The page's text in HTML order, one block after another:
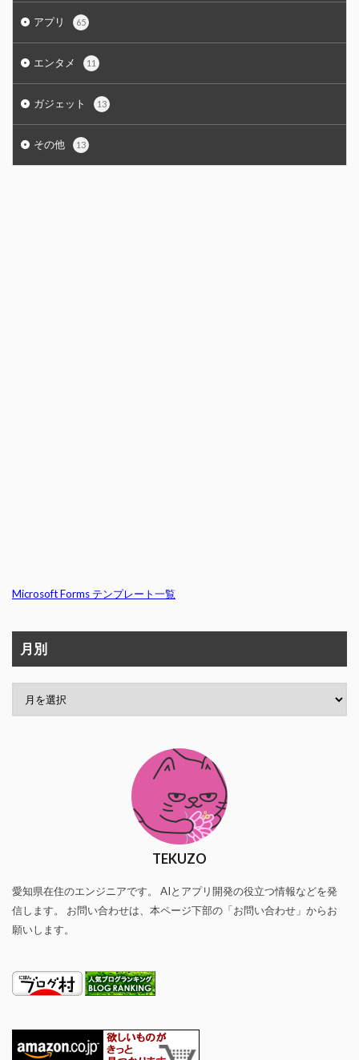
アプリ 65
エンタメ 11
ガジェット 13
その他 13
Microsoft Forms テンプレート一覧
月別
TEKUZO
愛知県在住のエンジニアです。 AIとアプリ開発の役立つ情報などを発
信します。 お問い合わせは、本ページ下部の「お問い合わせ」からお
願いします。